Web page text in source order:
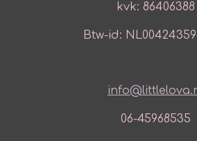
kvk: 86406388
Btw-id:
06-45968535